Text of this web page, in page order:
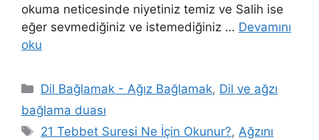
okuma neticesinde niyetiniz temiz ve Salih ise
eğer sevmediğiniz ve istemediğiniz … Devamını
oku
Dil Bağlamak - Ağız Bağlamak, Dil ve ağzı
bağlama duası
21 Tebbet Suresi Ne İçin Okunur?,Ağzını